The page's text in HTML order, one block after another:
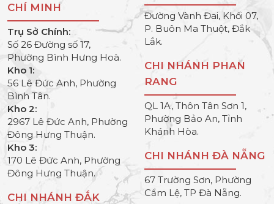
CHÍ MINH
Trụ Sở Chính:
Số 26 Đường số 17,
Phường Bình Hưng Hoà.
Kho 1:
56 Lê Đức Anh, Phường
Bình Tân.
Kho 2:
2967 Lê Đức Anh, Phường
Đông Hưng Thuận.
Kho 3:
170 Lê Đức Anh, Phường
Đông Hưng Thuận.
CHI NHÁNH ĐẮK
Đường Vành Đai, Khối 07,
P. Buôn Ma Thuột, Đắk
Lắk.
CHI NHÁNH PHAN
RANG
QL 1A, Thôn Tân Sơn 1,
Phường Bảo An, Tỉnh
Khánh Hòa.
CHI NHÁNH ĐÀ NẴNG
67 Trường Sơn, Phường
Cẩm Lệ, TP Đà Nẵng.